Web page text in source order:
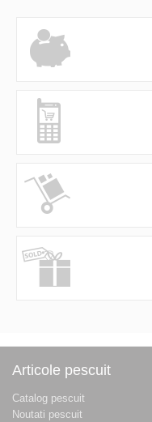
Articole pescuit
Catalog pescuit
Noutati pescuit